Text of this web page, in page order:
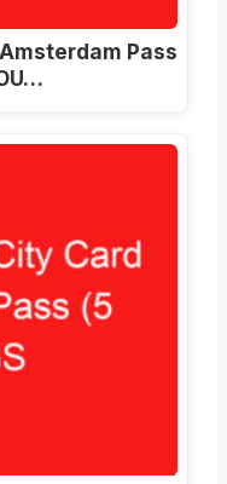
Pass